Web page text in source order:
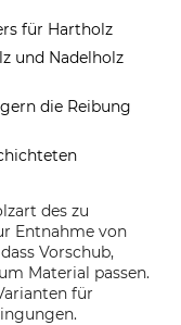
für Hartholz
und Nadelholz
die Reibung
des zu
Entnahme von
Vorschub,
Material passen.
für